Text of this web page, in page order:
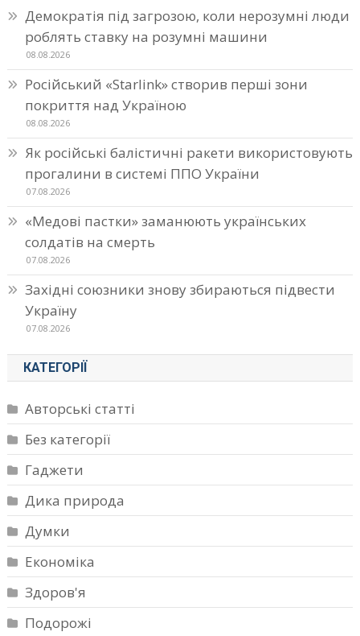
Демократія під загрозою, коли нерозумні люди
роблять ставку на розумні машини
08.08.2026
Російський «Starlink» створив перші зони
покриття над Україною
08.08.2026
Як російські балістичні ракети використовують
прогалини в системі ППО України
07.08.2026
«Медові пастки» заманюють українських
солдатів на смерть
07.08.2026
Західні союзники знову збираються підвести
Україну
07.08.2026
КАТЕГОРІЇ
Авторські статті
Без категорії
Гаджети
Дика природа
Думки
Економіка
Здоров'я
Подорожі